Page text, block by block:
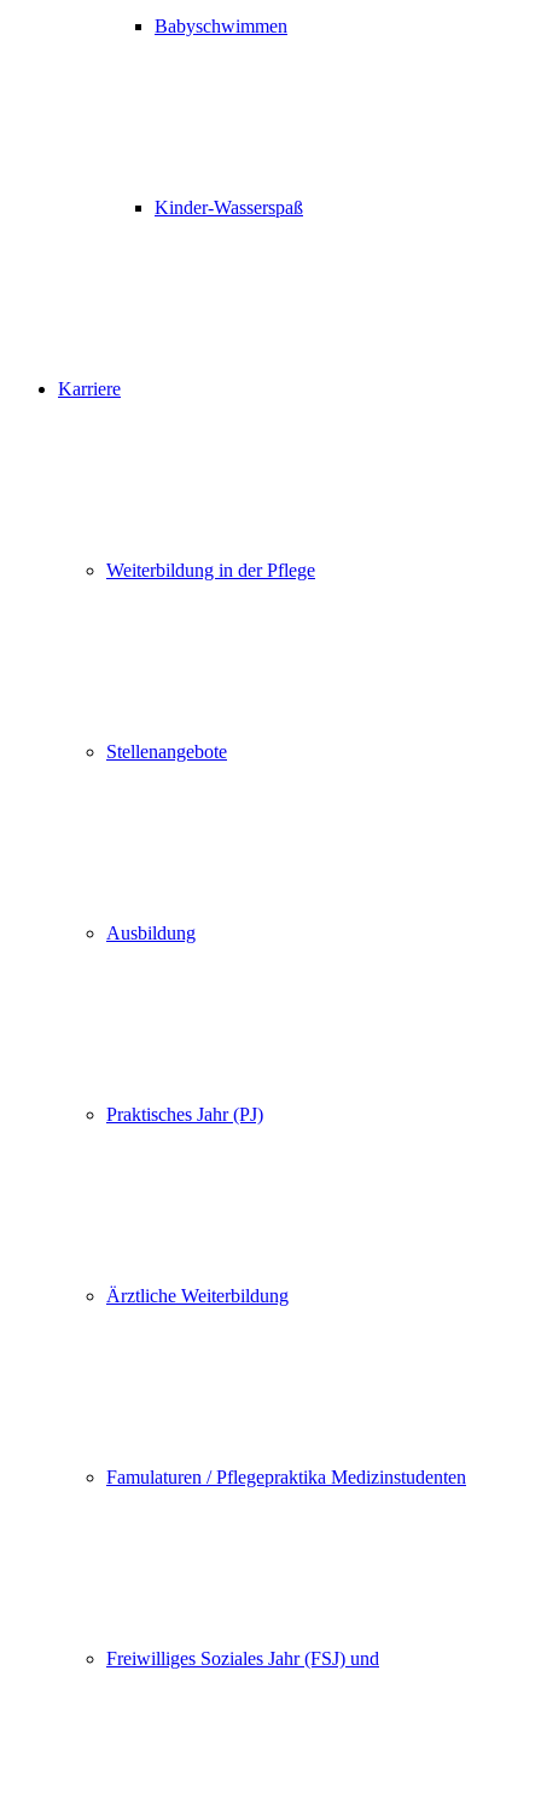
Babyschwimmen
Kinder-Wasserspaß
Karriere
Weiterbildung in der Pflege
Stellenangebote
Ausbildung
Praktisches Jahr (PJ)
Ärztliche Weiterbildung
Famulaturen / Pflegepraktika Medizinstudenten
Freiwilliges Soziales Jahr (FSJ) und